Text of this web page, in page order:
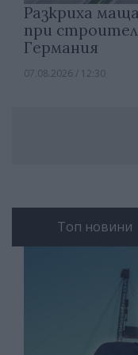
Разкриха
при
Германия
07.08.2026 / 12:30
Топ новини